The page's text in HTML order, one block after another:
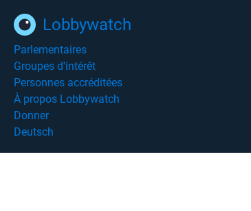
Lobbywatch
Parlementaires
Groupes d'intérêt
Personnes accréditées
À propos Lobbywatch
Donner
Deutsch